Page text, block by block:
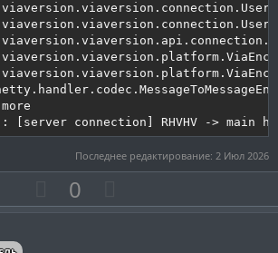
[server connection] RHVHV -> main
Последнее редактирование: 2 Июл 2026
П
о
0
е